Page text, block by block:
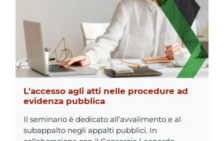
L'accesso agli atti nelle procedure ad
evidenza pubblica
Il seminario è dedicato all’avvalimento e al
subappalto negli appalti pubblici. In